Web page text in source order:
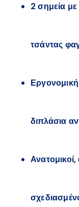
2 σημεία
τσάντας
διπλάσια
Ανατομικοί,